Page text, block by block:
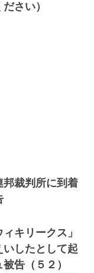
さい）
裁判所に到着
キリークス」
したとして起
告（５２）